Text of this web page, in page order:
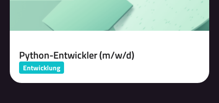
Python-Entwickler (m/w/d)
Entwicklung